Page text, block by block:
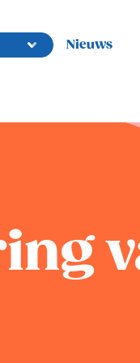
Nieuws